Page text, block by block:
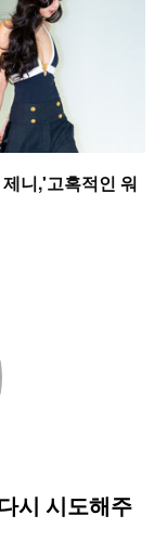
니,'고혹적인 워